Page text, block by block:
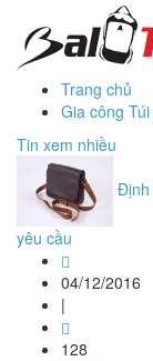
Trang chủ
Gia công
Tin xem nhiều
Định
yêu cầu
04/12/2016
|
128